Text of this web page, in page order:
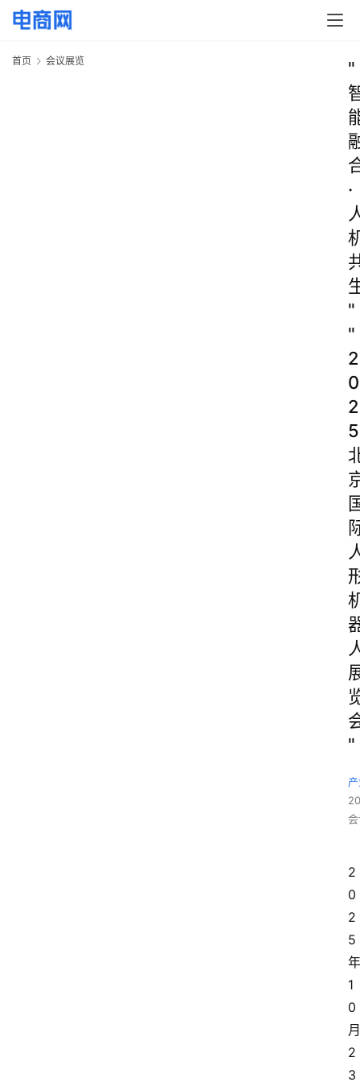
首页 会议展览
"
·
"
"
2
0
2
5
"
2
0
2
5
年
1
0
月
2
3